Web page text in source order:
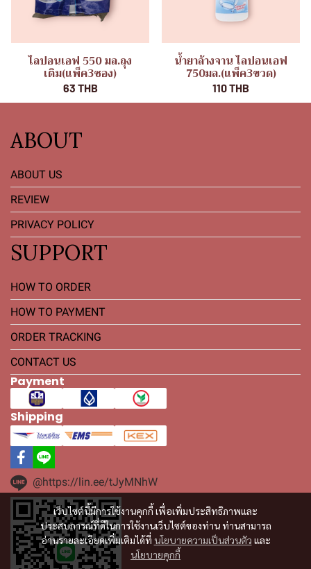
ไลปอนเอฟ 550 มล.ถุง
เติม(แพ็ค3ซอง)
63 THB
น้ำยาล้างจาน ไลปอนเอฟ
750มล.(แพ็ค3ขวด)
110 THB
เว็บไซต์นี้มีการใช้งานคุกกี้ เพื่อเพิ่มประสิทธิภาพและ
ประสบการณ์ที่ดีในการใช้งานเว็บไซต์ของท่าน ท่านสามารถ
อ่านรายละเอียดเพิ่มเติมได้ที่ นโยบายความเป็นส่วนตัว และ
นโยบายคุกกี้
ABOUT
ABOUT US
REVIEW
PRIVACY POLICY
SUPPORT
HOW TO ORDER
HOW TO PAYMENT
ORDER TRACKING
CONTACT US
Payment
Shipping
@https://lin.ee/tJyMNhW